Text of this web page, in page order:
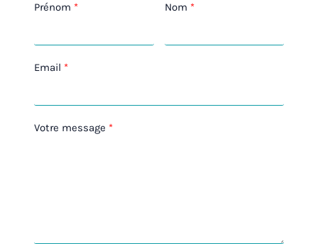
Prénom Nom
Email
Votre message